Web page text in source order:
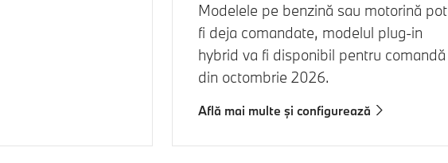
Modelele pe benzină sau motorină pot
fi deja comandate, modelul plug-in
hybrid va fi disponibil pentru comandă
din octombrie 2026.
Află mai multe și configurează